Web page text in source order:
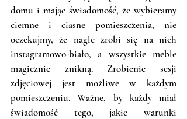
domu i mając świadomość, że wybieramy
ciemne i ciasne pomieszczenia, nie
oczekujmy, że nagle zrobi się na nich
instagramowo-biało, a wszystkie meble
magicznie znikną. Zrobienie sesji
zdjęciowej jest możliwe w każdym
pomieszczeniu. Ważne, by każdy miał
świadomość tego, jakie warunki